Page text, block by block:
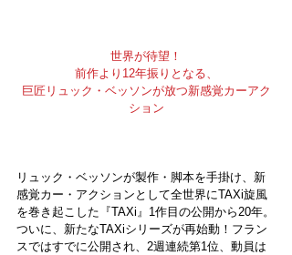
世界が待望！
前作より12年振りとなる、
巨匠リュック・ベッソンが放つ新感覚カーアク
ション
リュック・ベッソンが製作・脚本を手掛け、新
感覚カー・アクションとして全世界にTAXi旋風
を巻き起こした『TAXi』1作目の公開から20年。
ついに、新たなTAXiシリーズが再始動！フラン
スではすでに公開され、2週連続第1位、動員は